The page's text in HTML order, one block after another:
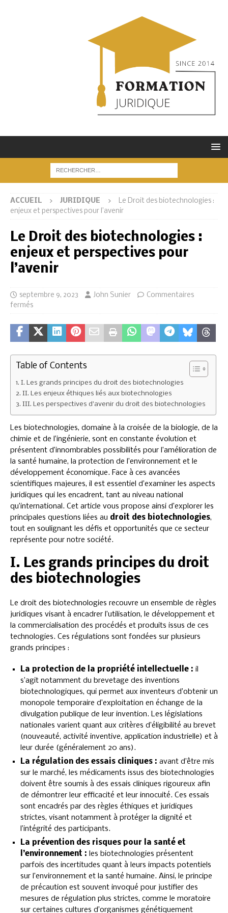
ACCUEIL JURIDIQUE
Le Droit des biotechnologies :
enjeux et perspectives pour l’avenir
Le Droit des biotechnologies :
enjeux et perspectives pour
l’avenir
septembre 9, 2023 John Sunier
Commentaires
fermés
Table of Contents
I. Les grands principes du droit des biotechnologies
II. Les enjeux éthiques liés aux biotechnologies
III. Les perspectives d’avenir du droit des biotechnologies
Les biotechnologies, domaine à la croisée de la biologie, de la
chimie et de l’ingénierie, sont en constante évolution et
présentent d’innombrables possibilités pour l’amélioration de
la santé humaine, la protection de l’environnement et le
développement économique. Face à ces avancées
scientifiques majeures, il est essentiel d’examiner les aspects
juridiques qui les encadrent, tant au niveau national
qu’international. Cet article vous propose ainsi d’explorer les
principales questions liées au droit des biotechnologies,
tout en soulignant les défis et opportunités que ce secteur
représente pour notre société.
I. Les grands principes du droit
des biotechnologies
Le droit des biotechnologies recouvre un ensemble de règles
juridiques visant à encadrer l’utilisation, le développement et
la commercialisation des procédés et produits issus de ces
technologies. Ces régulations sont fondées sur plusieurs
grands principes :
La protection de la propriété intellectuelle : il
s’agit notamment du brevetage des inventions
biotechnologiques, qui permet aux inventeurs d’obtenir un
monopole temporaire d’exploitation en échange de la
divulgation publique de leur invention. Les législations
nationales varient quant aux critères d’éligibilité au brevet
(nouveauté, activité inventive, application industrielle) et à
leur durée (généralement 20 ans).
La régulation des essais cliniques : avant d’être mis
sur le marché, les médicaments issus des biotechnologies
doivent être soumis à des essais cliniques rigoureux afin
de démontrer leur efficacité et leur innocuité. Ces essais
sont encadrés par des règles éthiques et juridiques
strictes, visant notamment à protéger la dignité et
l’intégrité des participants.
La prévention des risques pour la santé et
l’environnement : les biotechnologies présentent
parfois des incertitudes quant à leurs impacts potentiels
sur l’environnement et la santé humaine. Ainsi, le principe
de précaution est souvent invoqué pour justifier des
mesures de régulation plus strictes, comme le moratoire
sur certaines cultures d’organismes génétiquement